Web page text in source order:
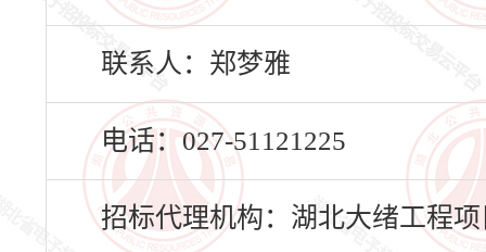
联系人：郑梦雅
电话：027-51121225
招标代理机构：湖北大绪工程